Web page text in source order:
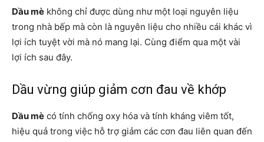
Dầu mè không chỉ được dùng như một loại nguyên liệu
trong nhà bếp mà còn là nguyên liệu cho nhiều cái khác vì
lợi ích tuyệt vời mà nó mang lại. Cùng điểm qua một vài
lợi ích sau đây.
Dầu vừng giúp giảm cơn đau về khớp
Dầu mè có tính chống oxy hóa và tính kháng viêm tốt,
hiệu quả trong việc hỗ trợ giảm các cơn đau liên quan đến